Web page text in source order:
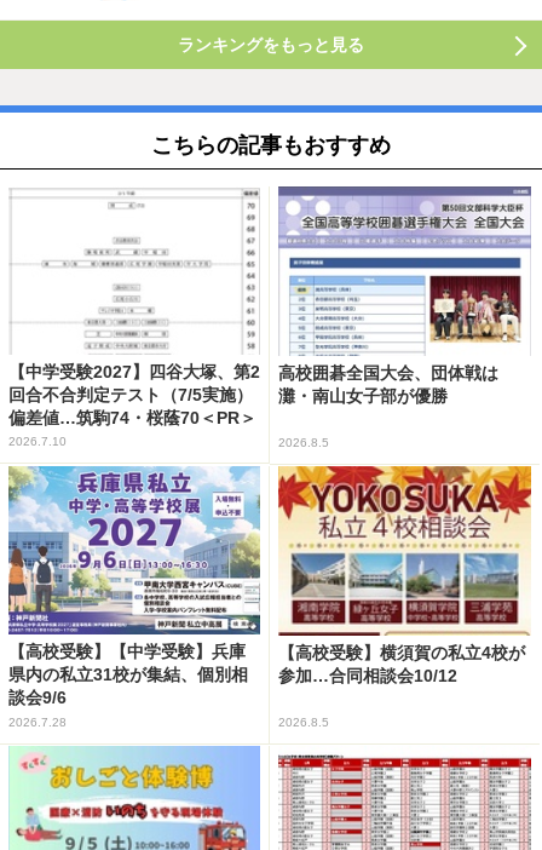
ランキングをもっと見る
こちらの記事もおすすめ
【中学受験2027】四谷大塚、第2
回合不合判定テスト（7/5実施）
偏差値…筑駒74・桜蔭70＜PR＞
2026.7.10
高校囲碁全国大会、団体戦は
灘・南山女子部が優勝
2026.8.5
【高校受験】【中学受験】兵庫
県内の私立31校が集結、個別相
談会9/6
2026.7.28
【高校受験】横須賀の私立4校が
参加…合同相談会10/12
2026.8.5